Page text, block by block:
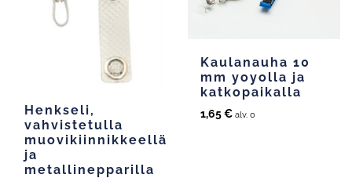
Henkseli,
vahvistetulla
muovikiinnikkeellä
ja
metallinepparilla
Kaulanauha 10
mm yoyolla ja
katkopaikalla
1,65€ alv. 0